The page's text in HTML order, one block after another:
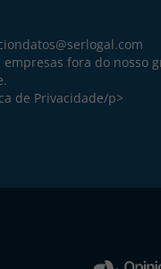
fora do nosso
de Privacidade/p>